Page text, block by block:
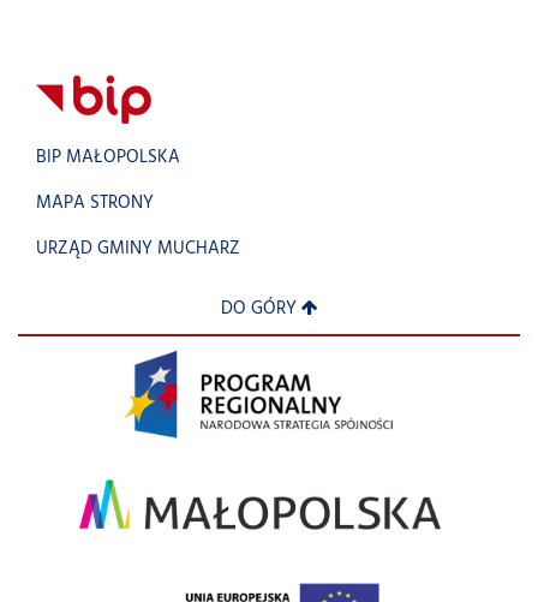
BIP MAŁOPOLSKA
MAPA STRONY
URZĄD GMINY MUCHARZ
DO GÓRY